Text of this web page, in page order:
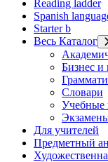
Reading ladder
Spanish
Starter b
Весь Каталог
Бизнес и
Словари
Учебные
Для учителей
Предметный